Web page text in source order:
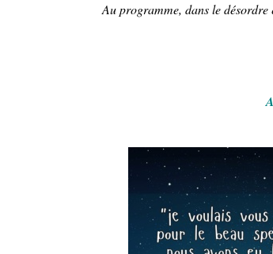
Au programme, dans le